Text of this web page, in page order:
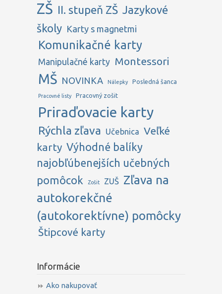
ZŠ II. stupeň ZŠ Jazykové
školy Karty s magnetmi
Komunikačné karty
Manipulačné karty Montessori
MŠ NOVINKA Nálepky Posledná šanca
Pracovné listy Pracovný zošit
Priraďovacie karty
Rýchla zľava Učebnica Veľké
karty Výhodné balíky
najobľúbenejších učebných
pomôcok
Zošit ZUŠ Zľava na
autokorekčné
(autokorektívne) pomôcky
Štipcové karty
Informácie
Ako nakupovať